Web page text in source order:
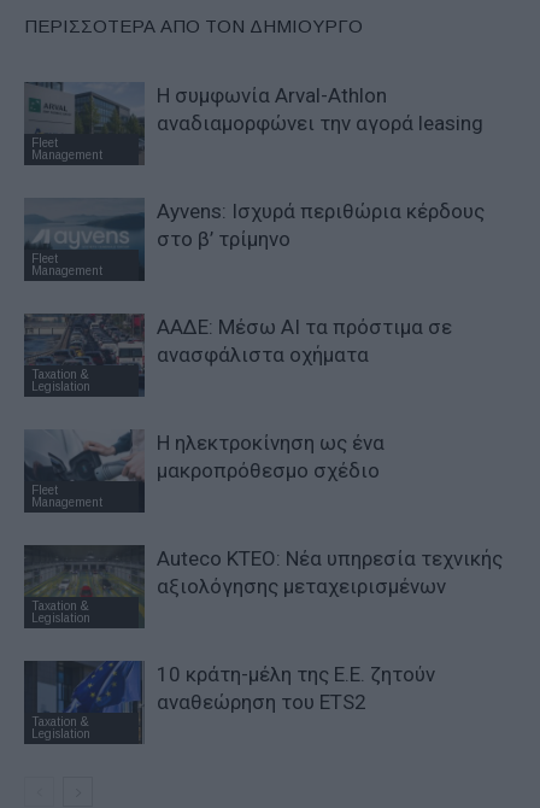
ΠΕΡΙΣΣΟΤΕΡΑ ΑΠΟ ΤΟΝ ΔΗΜΙΟΥΡΓΟ
Fleet
Management
Η συμφωνία Arval-Athlon
αναδιαμορφώνει την αγορά leasing
Fleet
Management
Ayvens: Iσχυρά περιθώρια κέρδους
στο β’ τρίμηνο
Taxation &
Legislation
ΑΑΔΕ: Μέσω ΑΙ τα πρόστιμα σε
ανασφάλιστα οχήματα
Fleet
Management
Η ηλεκτροκίνηση ως ένα
μακροπρόθεσμο σχέδιο
Taxation &
Legislation
Auteco KTEO: Νέα υπηρεσία τεχνικής
αξιολόγησης μεταχειρισμένων
Taxation &
Legislation
10 κράτη-μέλη της Ε.Ε. ζητούν
αναθεώρηση του ETS2